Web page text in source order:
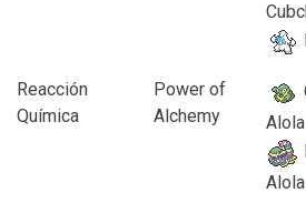
Reacción
Química
Power of
Alchemy
Alola
Alola